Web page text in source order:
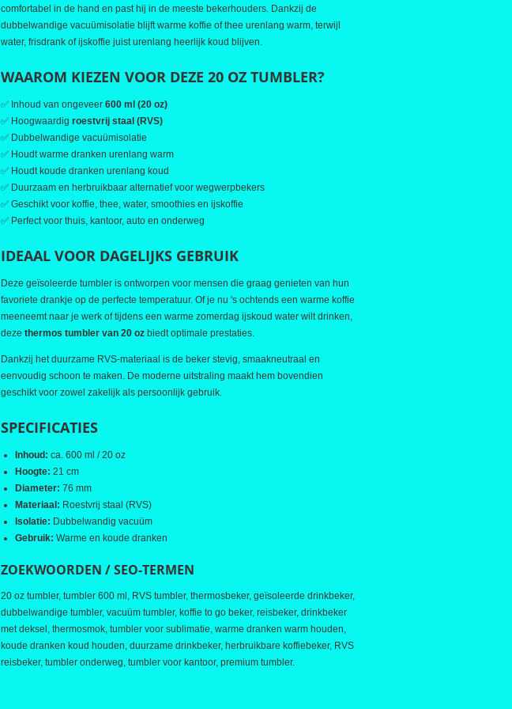
comfortabel in de hand en past hij in de meeste bekerhouders. Dankzij de
dubbelwandige vacuümisolatie blijft warme koffie of thee urenlang warm, terwijl
water, frisdrank of ijskoffie juist urenlang heerlijk koud blijven.
WAAROM KIEZEN VOOR DEZE 20 OZ TUMBLER?
✅ Inhoud van ongeveer 600 ml (20 oz)
✅ Hoogwaardig roestvrij staal (RVS)
✅ Dubbelwandige vacuümisolatie
✅ Houdt warme dranken urenlang warm
✅ Houdt koude dranken urenlang koud
✅ Duurzaam en herbruikbaar alternatief voor wegwerpbekers
✅ Geschikt voor koffie, thee, water, smoothies en ijskoffie
✅ Perfect voor thuis, kantoor, auto en onderweg
IDEAAL VOOR DAGELIJKS GEBRUIK
Deze geïsoleerde tumbler is ontworpen voor mensen die graag genieten van hun
favoriete drankje op de perfecte temperatuur. Of je nu 's ochtends een warme koffie
meeneemt naar je werk of tijdens een warme zomerdag ijskoud water wilt drinken,
deze thermos tumbler van 20 oz biedt optimale prestaties.
Dankzij het duurzame RVS-materiaal is de beker stevig, smaakneutraal en
eenvoudig schoon te maken. De moderne uitstraling maakt hem bovendien
geschikt voor zowel zakelijk als persoonlijk gebruik.
SPECIFICATIES
Inhoud: ca. 600 ml / 20 oz
Hoogte: 21 cm
Diameter: 76 mm
Materiaal: Roestvrij staal (RVS)
Isolatie: Dubbelwandig vacuüm
Gebruik: Warme en koude dranken
ZOEKWOORDEN / SEO-TERMEN
20 oz tumbler, tumbler 600 ml, RVS tumbler, thermosbeker, geïsoleerde drinkbeker,
dubbelwandige tumbler, vacuüm tumbler, koffie to go beker, reisbeker, drinkbeker
met deksel, thermosmok, tumbler voor sublimatie, warme dranken warm houden,
koude dranken koud houden, duurzame drinkbeker, herbruikbare koffiebeker, RVS
reisbeker, tumbler onderweg, tumbler voor kantoor, premium tumbler.